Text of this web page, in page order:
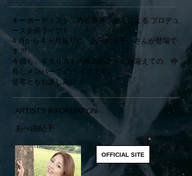
キーボーディスト「赤石香喜」さんによる プロデュ
ース企画ライブ !
4 月から 4 ヵ月振りに「あべ由紀子」さんが登場で
す !!!
今回も、ギタリストの横山弘之さんを迎えての、仲
良しメンバーで のライブです。
​​​​​​​是非ともお楽しみに ♪
ARTIST'S INFORMATION
​あべ由紀子
OFFICIAL SITE